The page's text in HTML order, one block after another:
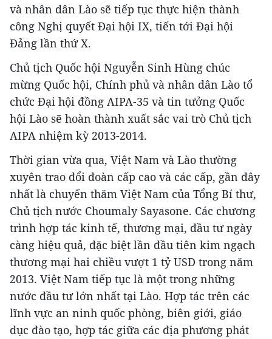
và nhân dân Lào sẽ tiếp tục thực hiện thành
công Nghị quyết Đại hội IX, tiến tới Đại hội
Đảng lần thứ X.
Chủ tịch Quốc hội Nguyễn Sinh Hùng chúc
mừng Quốc hội, Chính phủ và nhân dân Lào tổ
chức Đại hội đồng AIPA-35 và tin tưởng Quốc
hội Lào sẽ hoàn thành xuất sắc vai trò Chủ tịch
AIPA nhiệm kỳ 2013-2014.
Thời gian vừa qua, Việt Nam và Lào thường
xuyên trao đổi đoàn cấp cao và các cấp, gần đây
nhất là chuyến thăm Việt Nam của Tổng Bí thư,
Chủ tịch nước Choumaly Sayasone. Các chương
trình hợp tác kinh tế, thương mại, đầu tư ngày
càng hiệu quả, đặc biệt lần đầu tiên kim ngạch
thương mại hai chiều vượt 1 tỷ USD trong năm
2013. Việt Nam tiếp tục là một trong những
nước đầu tư lớn nhất tại Lào. Hợp tác trên các
lĩnh vực an ninh quốc phòng, biên giới, giáo
dục đào tạo, hợp tác giữa các địa phương phát